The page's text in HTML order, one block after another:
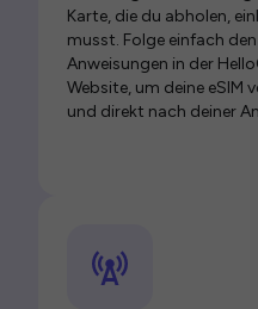
Karte, die du abholen,
musst. Folge einfach
Anweisungen in der
Website, um deine eSIM
und direkt nach deiner